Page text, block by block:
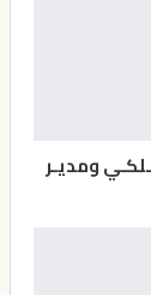
ومديـر